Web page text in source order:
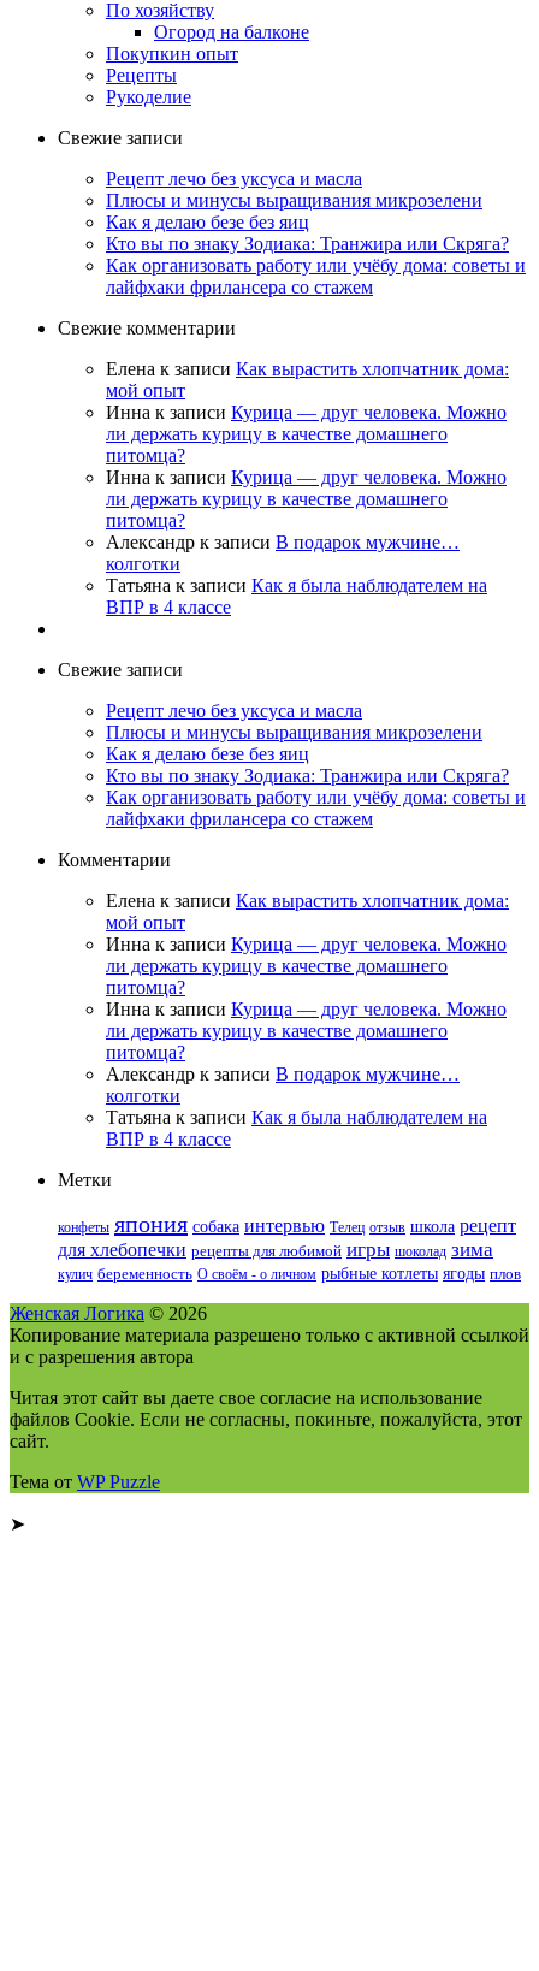
По хозяйству
Огород на балконе
Покупкин опыт
Рецепты
Рукоделие
Свежие записи
Рецепт лечо без уксуса и масла
Плюсы и минусы выращивания микрозелени
Как я делаю безе без яиц
Кто вы по знаку Зодиака: Транжира или Скряга?
Как организовать работу или учёбу дома: советы и
лайфхаки фрилансера со стажем
Свежие комментарии
Елена к записи Как вырастить хлопчатник дома:
мой опыт
Инна к записи Курица — друг человека. Можно
ли держать курицу в качестве домашнего
питомца?
Инна к записи Курица — друг человека. Можно
ли держать курицу в качестве домашнего
питомца?
Александр к записи В подарок мужчине…
колготки
Татьяна к записи Как я была наблюдателем на
ВПР в 4 классе
Свежие записи
Рецепт лечо без уксуса и масла
Плюсы и минусы выращивания микрозелени
Как я делаю безе без яиц
Кто вы по знаку Зодиака: Транжира или Скряга?
Как организовать работу или учёбу дома: советы и
лайфхаки фрилансера со стажем
Комментарии
Елена к записи Как вырастить хлопчатник дома:
мой опыт
Инна к записи Курица — друг человека. Можно
ли держать курицу в качестве домашнего
питомца?
Инна к записи Курица — друг человека. Можно
ли держать курицу в качестве домашнего
питомца?
Александр к записи В подарок мужчине…
колготки
Татьяна к записи Как я была наблюдателем на
ВПР в 4 классе
Метки
конфеты япония собака интервью Телец отзыв школа рецепт
для хлебопечки рецепты для любимой игры шоколад зима
кулич беременность О своём - о личном рыбные котлеты ягоды плов
Женская Логика © 2026
Копирование материала разрешено только с активной ссылкой
и с разрешения автора
Читая этот сайт вы даете свое согласие на использование
файлов Cookie. Если не согласны, покиньте, пожалуйста, этот
сайт.
Тема от WP Puzzle
➤